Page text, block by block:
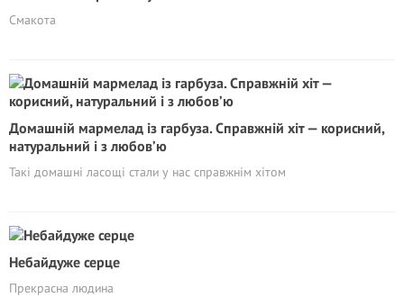
Смакота
Домашній мармелад із гарбуза. Справжній хіт — корисний,
натуральний i з любов’ю
Такі домашні ласощі стали у нас справжнім хітом
Небайдуже серце
Прекрасна людина